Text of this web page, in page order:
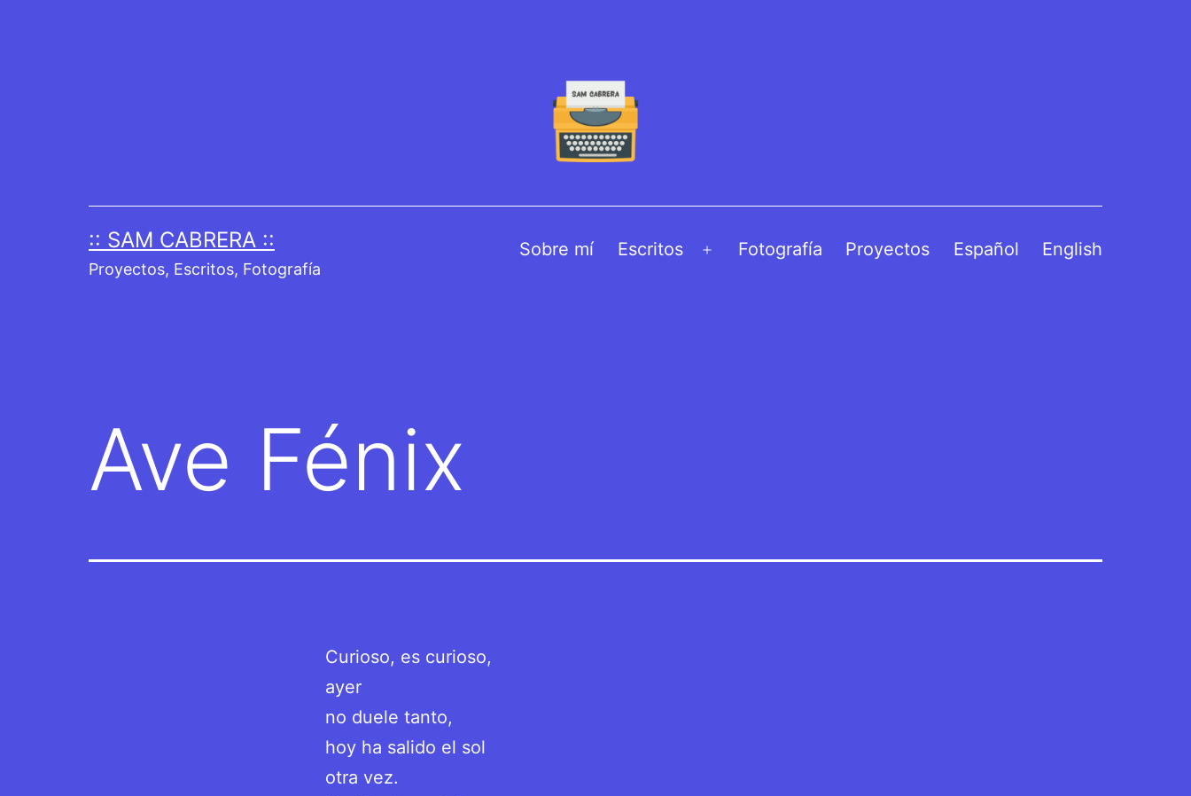
:: SAM CABRERA ::
Proyectos, Escritos, Fotografía
Sobre mí Escritos
Abrir
Fotografía Proyectos Español English
Ave Fénix
Curioso, es curioso,
ayer
no duele tanto,
hoy ha salido el sol
otra vez.